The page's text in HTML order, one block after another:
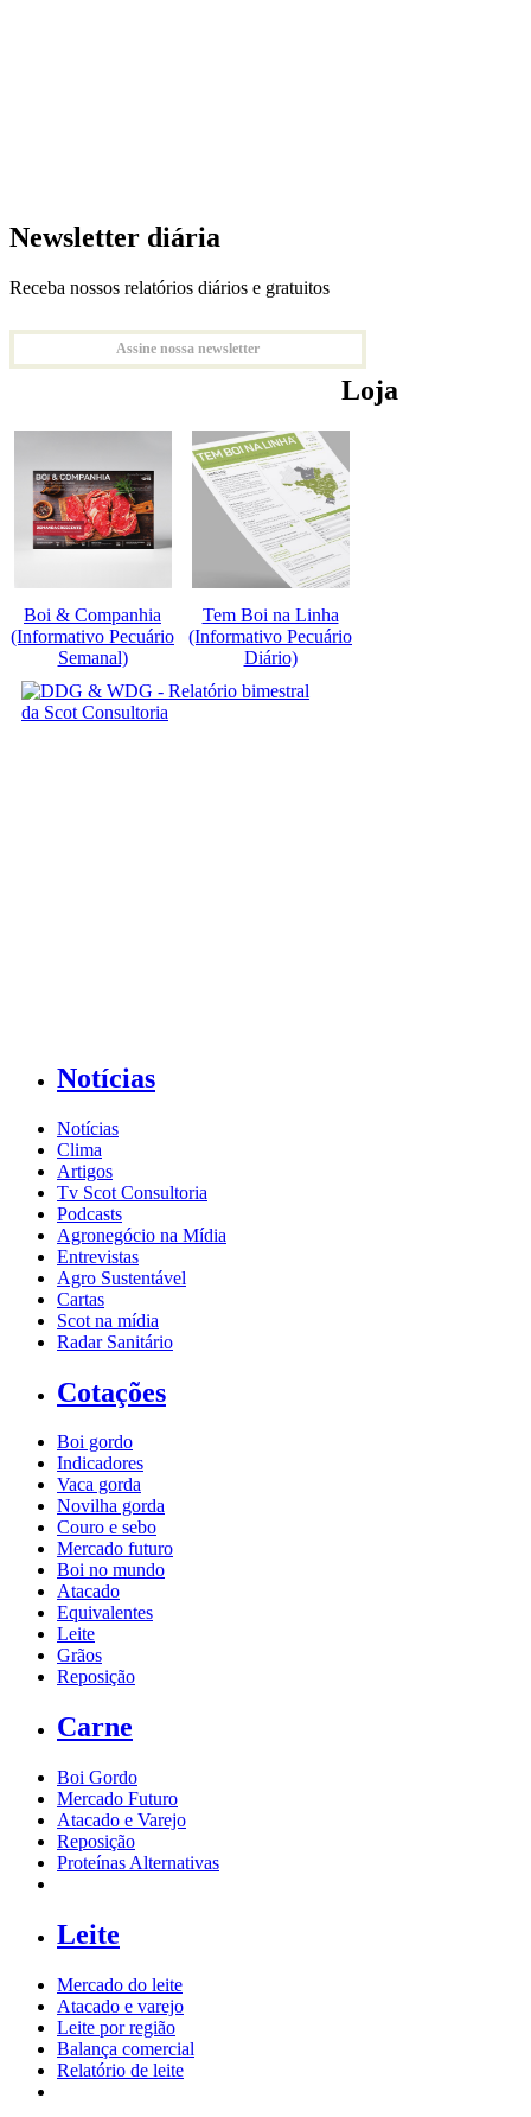
Newsletter diária
Receba nossos relatórios diários e gratuitos
Assine nossa newsletter
Loja
Boi & Companhia
(Informativo Pecuário
Semanal)
Tem Boi na Linha
(Informativo Pecuário
Diário)
Notícias
Notícias
Clima
Artigos
Tv Scot Consultoria
Podcasts
Agronegócio na Mídia
Entrevistas
Agro Sustentável
Cartas
Scot na mídia
Radar Sanitário
Cotações
Boi gordo
Indicadores
Vaca gorda
Novilha gorda
Couro e sebo
Mercado futuro
Boi no mundo
Atacado
Equivalentes
Leite
Grãos
Reposição
Carne
Boi Gordo
Mercado Futuro
Atacado e Varejo
Reposição
Proteínas Alternativas
Leite
Mercado do leite
Atacado e varejo
Leite por região
Balança comercial
Relatório de leite